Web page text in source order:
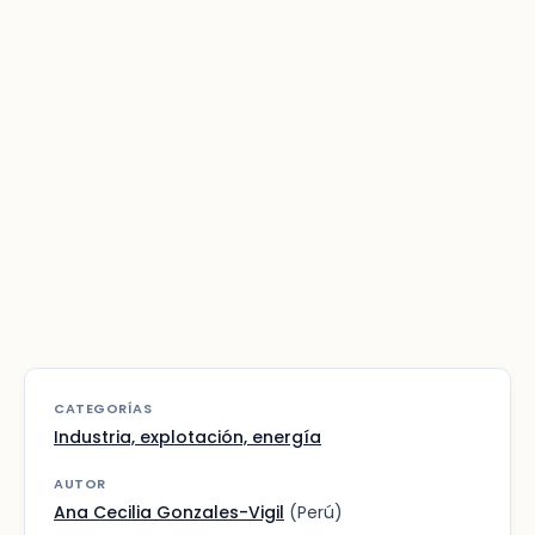
CATEGORÍAS
Industria, explotación, energía
AUTOR
Ana Cecilia Gonzales-Vigil (Perú)